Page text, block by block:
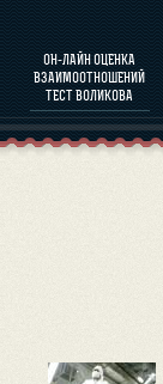
ОН-ЛАЙН ОЦЕНКА
ВЗАИМООТНОШЕНИЙ
ТЕСТ ВОЛИКОВА